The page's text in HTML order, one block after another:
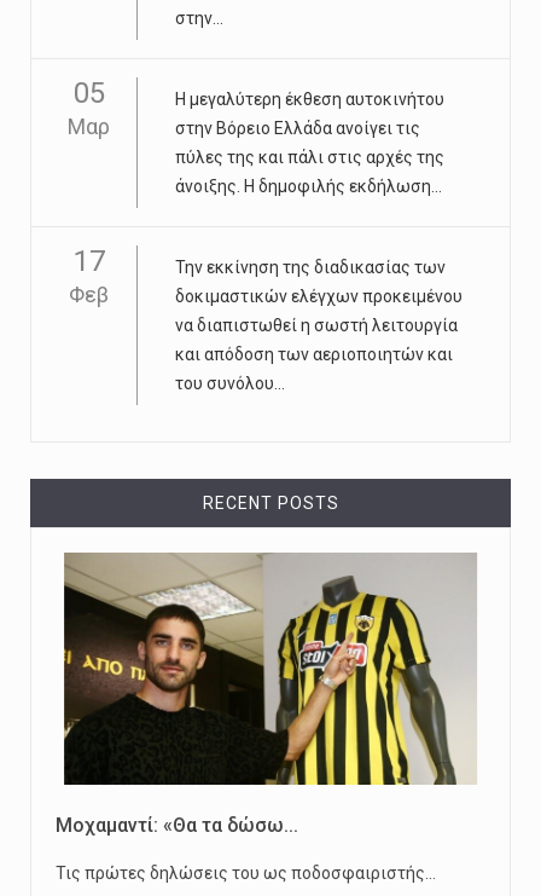
στην...
05
Μαρ
Η μεγαλύτερη έκθεση αυτοκινήτου
στην Βόρειο Ελλάδα ανοίγει τις
πύλες της και πάλι στις αρχές της
άνοιξης. Η δημοφιλής εκδήλωση...
17
Φεβ
Την εκκίνηση της διαδικασίας των
δοκιμαστικών ελέγχων προκειμένου
να διαπιστωθεί η σωστή λειτουργία
και απόδοση των αεριοποιητών και
του συνόλου...
RECENT POSTS
Μοχαμαντί: «Θα τα δώσω...
Τις πρώτες δηλώσεις του ως ποδοσφαιριστής…